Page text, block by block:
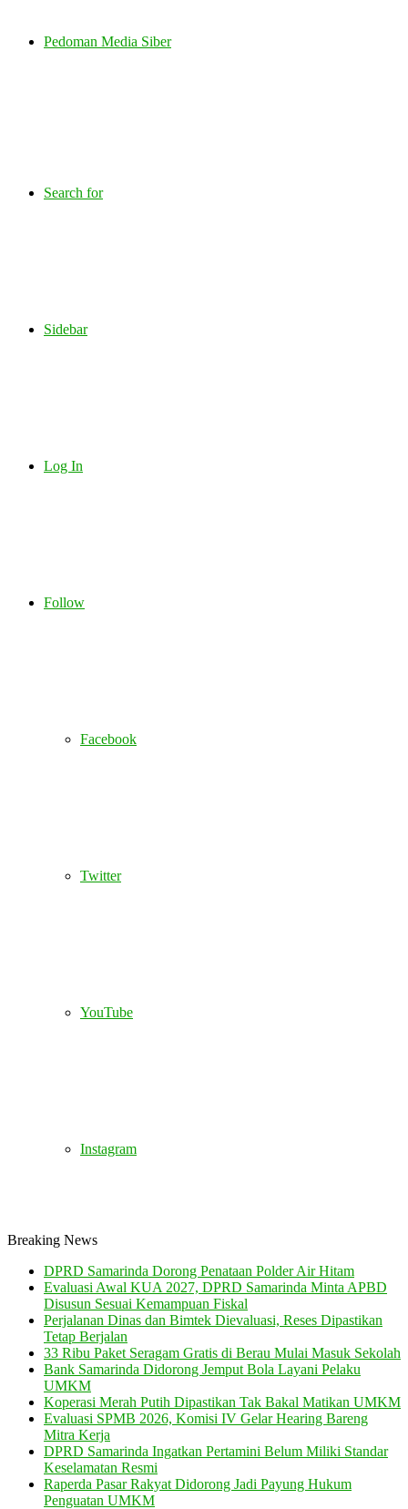
Pedoman Media Siber
Search for
Sidebar
Log In
Follow
Facebook
Twitter
YouTube
Instagram
Breaking News
DPRD Samarinda Dorong Penataan Polder Air Hitam
Evaluasi Awal KUA 2027, DPRD Samarinda Minta APBD
Disusun Sesuai Kemampuan Fiskal
Perjalanan Dinas dan Bimtek Dievaluasi, Reses Dipastikan
Tetap Berjalan
33 Ribu Paket Seragam Gratis di Berau Mulai Masuk Sekolah
Bank Samarinda Didorong Jemput Bola Layani Pelaku
UMKM
Koperasi Merah Putih Dipastikan Tak Bakal Matikan UMKM
Evaluasi SPMB 2026, Komisi IV Gelar Hearing Bareng
Mitra Kerja
DPRD Samarinda Ingatkan Pertamini Belum Miliki Standar
Keselamatan Resmi
Raperda Pasar Rakyat Didorong Jadi Payung Hukum
Penguatan UMKM